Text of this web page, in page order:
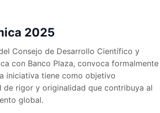
2025
Consejo de Desarrollo Científico y
con Banco Plaza, convoca formalmente
iniciativa tiene como objetivo
rigor y originalidad que contribuya al
global.